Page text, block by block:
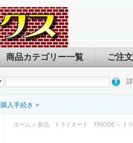
商品カテゴリー一覧 ご注
購入手続き
ホーム 新品 トライオード TRIODE ト